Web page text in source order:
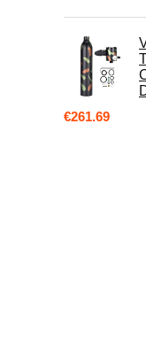
€261.69